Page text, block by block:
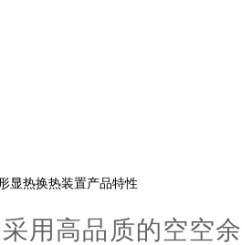
显热换热装置产品特性
采用高品质的空空